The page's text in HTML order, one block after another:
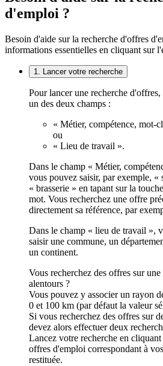
d'emploi ?
Besoin d'aide sur la recherche d'offres
informations essentielles en cliquant sur
1. Lancer votre recherche
Pour lancer une recherche
un des deux champs :
« Métier, compétence, mot-
ou
« Lieu de travail ».
Dans le champ « Métier,
vous pouvez saisir, par exemple, «
« brasserie » en tapant sur la
mot. Vous recherchez une offre
directement sa référence, par
Dans le champ « lieu de travail »,
saisir une commune, un
un continent.
Vous recherchez des offres sur une
alentours ?
Vous pouvez y associer un rayon
0 et 100 km (par défaut la valeur
Si vous recherchez des offres sur
devez alors effectuer deux
Lancez votre recherche en
offres d'emploi correspondant à
restituée.